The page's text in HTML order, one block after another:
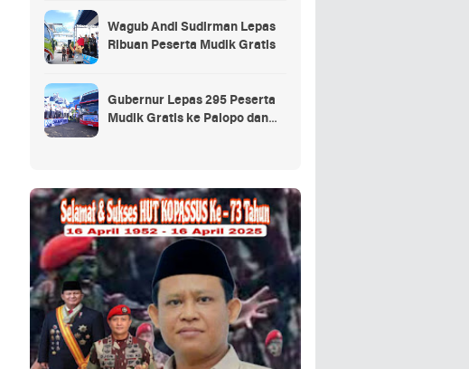
Wagub Andi Sudirman Lepas
Ribuan Peserta Mudik Gratis
Gubernur Lepas 295 Peserta
Mudik Gratis ke Palopo dan